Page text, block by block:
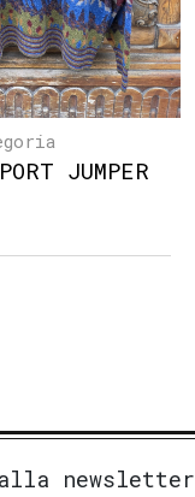
JUMPER
newsletter